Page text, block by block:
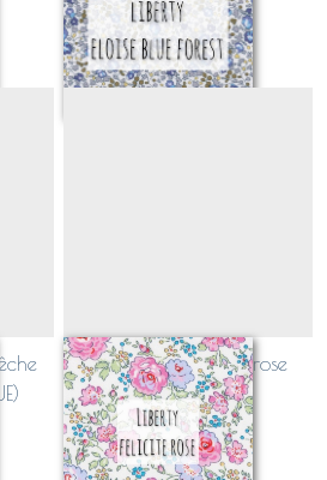
Sur demande
Liberty new Felicite rose
(CLASSIQUE)
Sur demande